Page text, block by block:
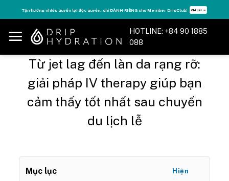
to
content
Tận hưởng nhiều quyền lợi độc quyền, chỉ DÀNH RIÊNG cho Member DripClub! Chi tiết ➝
HOTLINE: +84 90 1885
088
Từ jet lag đến làn da rạng rỡ:
giải pháp IV therapy giúp bạn
cảm thấy tốt nhất sau chuyến
du lịch lễ
Mục lục Hiện